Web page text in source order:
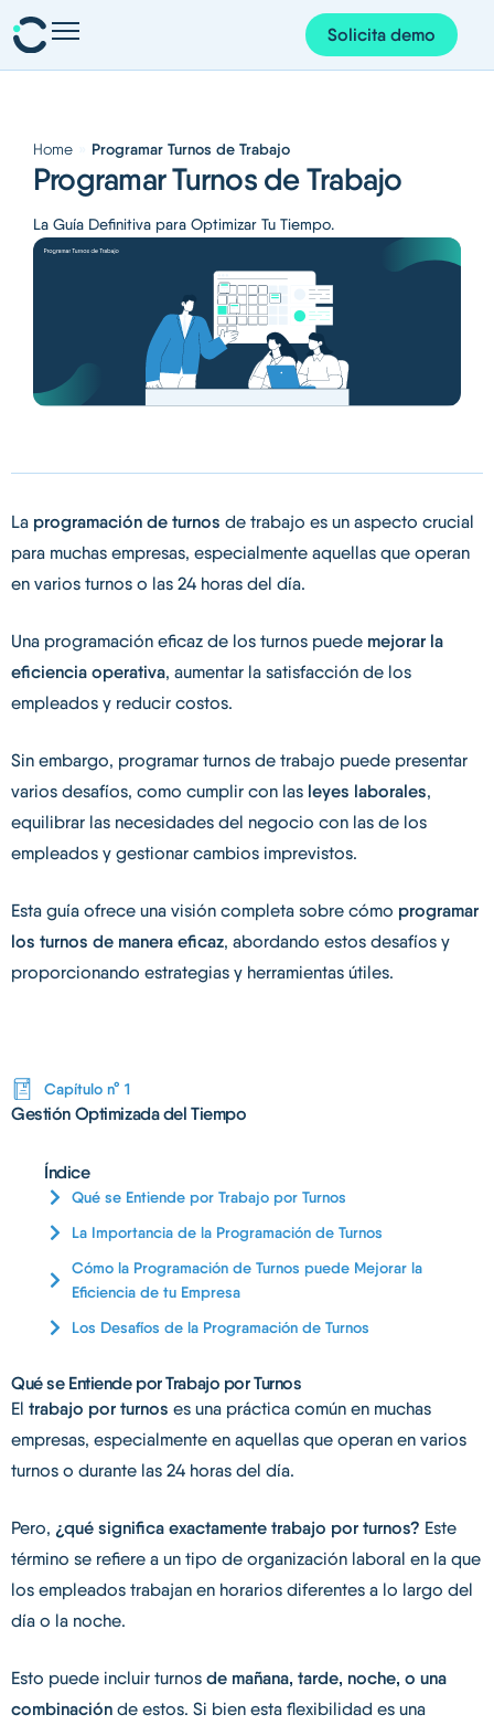
Proyectos y finanzas
Gestión documental
Sobre nosotros
Recursos
Solicita demo
Home Programar Turnos de Trabajo
Programar Turnos de Trabajo
La Guía Definitiva para Optimizar Tu Tiempo.
La programación de turnos de trabajo es un aspecto crucial
para muchas empresas, especialmente aquellas que operan
en varios turnos o las 24 horas del día.
Una programación eficaz de los turnos puede mejorar la
eficiencia operativa, aumentar la satisfacción de los
empleados y reducir costos.
Sin embargo, programar turnos de trabajo puede presentar
varios desafíos, como cumplir con las leyes laborales,
equilibrar las necesidades del negocio con las de los
empleados y gestionar cambios imprevistos.
Esta guía ofrece una visión completa sobre cómo programar
los turnos de manera eficaz, abordando estos desafíos y
proporcionando estrategias y herramientas útiles.
Capítulo n° 1
Gestión Optimizada del Tiempo
Índice
Qué se Entiende por Trabajo por Turnos
La Importancia de la Programación de Turnos
Cómo la Programación de Turnos puede Mejorar la
Eficiencia de tu Empresa
Los Desafíos de la Programación de Turnos
Qué se Entiende por Trabajo por Turnos
El trabajo por turnos es una práctica común en muchas
empresas, especialmente en aquellas que operan en varios
turnos o durante las 24 horas del día.
Pero, ¿qué significa exactamente trabajo por turnos? Este
término se refiere a un tipo de organización laboral en la que
los empleados trabajan en horarios diferentes a lo largo del
día o la noche.
Esto puede incluir turnos de mañana, tarde, noche, o una
combinación de estos. Si bien esta flexibilidad es una